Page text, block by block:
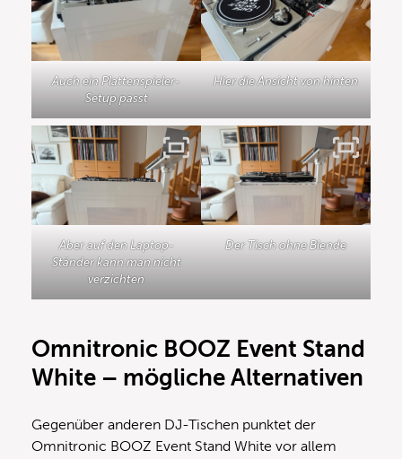
Auch ein Plattenspieler-
Setup passt
Hier die Ansicht von hinten
Aber auf den Laptop-
Ständer kann man nicht
verzichten
Der Tisch ohne Blende
Omnitronic BOOZ Event Stand
White – mögliche Alternativen
Gegenüber anderen DJ-Tischen punktet der
Omnitronic BOOZ Event Stand White vor allem